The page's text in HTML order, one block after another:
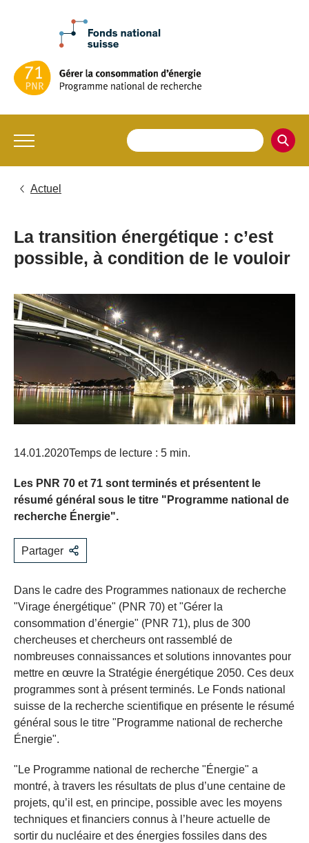
Actuel
La transition énergétique : c’est
possible, à condition de le vouloir
14.01.2020Temps de lecture : 5 min.
Les PNR 70 et 71 sont terminés et présentent le
résumé général sous le titre "Programme national de
recherche Énergie".
Partager
Dans le cadre des Programmes nationaux de recherche
"Virage énergétique" (PNR 70) et "Gérer la
consommation d’énergie" (PNR 71), plus de 300
chercheuses et chercheurs ont rassemblé de
nombreuses connaissances et solutions innovantes pour
mettre en œuvre la Stratégie énergétique 2050. Ces deux
programmes sont à présent terminés. Le Fonds national
suisse de la recherche scientifique en présente le résumé
général sous le titre "Programme national de recherche
Énergie".
"Le Programme national de recherche "Énergie" a
montré, à travers les résultats de plus d’une centaine de
projets, qu’il est, en principe, possible avec les moyens
techniques et financiers connus à l’heure actuelle de
sortir du nucléaire et des énergies fossiles dans des